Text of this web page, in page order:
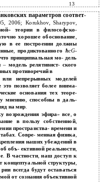
13
параметров соответ-
2006; Korukhov, Sharypov,
»теории в философско-
хорошее обоснование,
в ее построении должны
,продиктованного ħcG-
что принципиальная мо- дель
– модель релятивист- ского
противоречий в
непрерывных моделей
это позволяет более внима-
основания тех теоре-
мнению,способны в даль-
на мир.
возрождения эфира» все,о
в пользу собственной,
пространства- времени и
.Совре- менная физика,
наших убеждений в
объ-ективной реальности,
. В частности,наш доступ к
концептуальной структуры,
рии всегда будут оставаться
от сознания объективной